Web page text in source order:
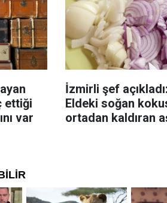
ettiği
var
İzmirli şef açıkladı:
Eldeki soğan
ortadan kaldıran